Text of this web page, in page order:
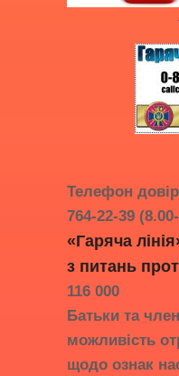
Телефон
764-22-39
«Гаряча
з питань
116 000
Батьки та
можливість
щодо ознак